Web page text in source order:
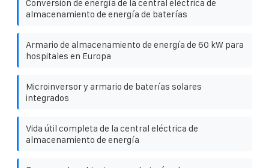
Conversión de energía de la central eléctrica de
almacenamiento de energía de baterías
Armario de almacenamiento de energía de 60 kW para
hospitales en Europa
Microinversor y armario de baterías solares
integrados
Vida útil completa de la central eléctrica de
almacenamiento de energía